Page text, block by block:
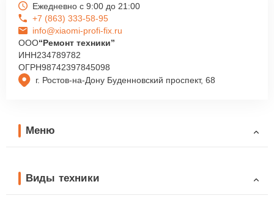
г. Ростов-на-Дону Буденновский проспект, 68
Ежедневно с 9:00 до 21:00
+7 (863) 333-58-95
info@xiaomi-profi-fix.ru
ООО“Ремонт техники”
ИНН234789782
ОГРН98742397845098
Меню
Виды техники